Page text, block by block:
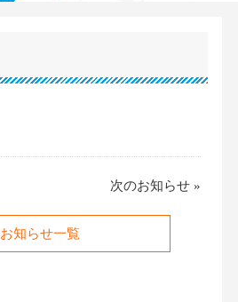
次のお知らせ »
お知らせ一覧